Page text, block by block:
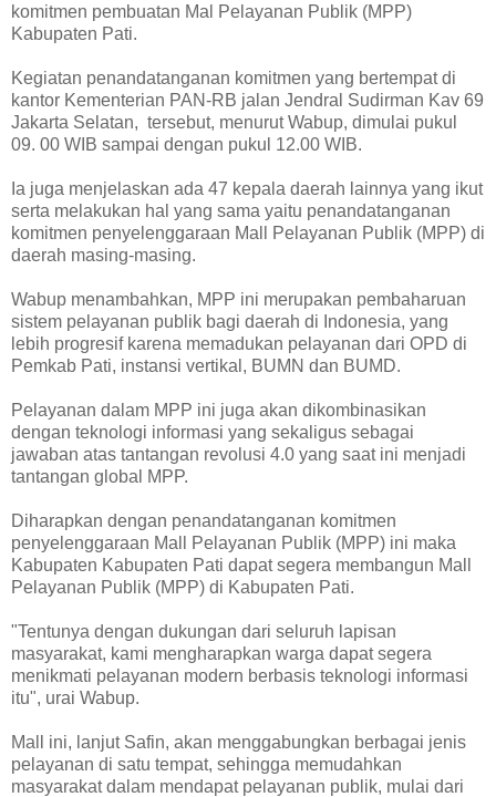
komitmen pembuatan Mal Pelayanan Publik (MPP)
Kabupaten Pati.
Kegiatan penandatanganan komitmen yang bertempat di
kantor Kementerian PAN-RB jalan Jendral Sudirman Kav 69
Jakarta Selatan, tersebut, menurut Wabup, dimulai pukul
09. 00 WIB sampai dengan pukul 12.00 WIB.
Ia juga menjelaskan ada 47 kepala daerah lainnya yang ikut
serta melakukan hal yang sama yaitu penandatanganan
komitmen penyelenggaraan Mall Pelayanan Publik (MPP) di
daerah masing-masing.
Wabup menambahkan, MPP ini merupakan pembaharuan
sistem pelayanan publik bagi daerah di Indonesia, yang
lebih progresif karena memadukan pelayanan dari OPD di
Pemkab Pati, instansi vertikal, BUMN dan BUMD.
Pelayanan dalam MPP ini juga akan dikombinasikan
dengan teknologi informasi yang sekaligus sebagai
jawaban atas tantangan revolusi 4.0 yang saat ini menjadi
tantangan global MPP.
Diharapkan dengan penandatanganan komitmen
penyelenggaraan Mall Pelayanan Publik (MPP) ini maka
Kabupaten Kabupaten Pati dapat segera membangun Mall
Pelayanan Publik (MPP) di Kabupaten Pati.
"Tentunya dengan dukungan dari seluruh lapisan
masyarakat, kami mengharapkan warga dapat segera
menikmati pelayanan modern berbasis teknologi informasi
itu", urai Wabup.
Mall ini, lanjut Safin, akan menggabungkan berbagai jenis
pelayanan di satu tempat, sehingga memudahkan
masyarakat dalam mendapat pelayanan publik, mulai dari